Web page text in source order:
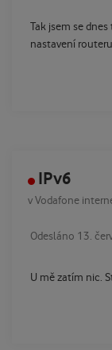
Tak jsem se
nastavení
IPv6
vVodafone
Odesláno 13.
U mě zatím nic.